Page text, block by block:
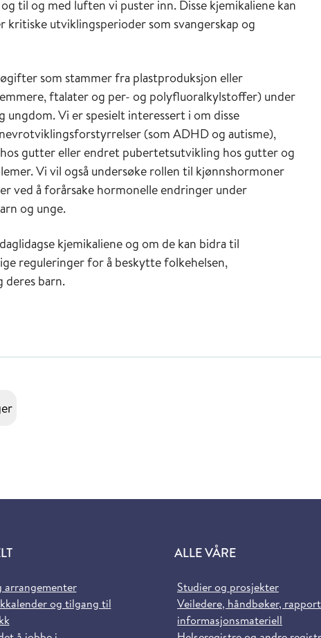
til og med luften vi puster inn. Disse kjemikaliene kan
utviklingsperioder som svangerskap og
som stammer fra plastproduksjon eller
ftalater og per- og polyfluoralkylstoffer) under
ungdom. Vi er spesielt interessert i om disse
(som ADHD og autisme),
gutter eller endret pubertetsutvikling hos gutter og
Vi vil også undersøke rollen til kjønnshormoner
ved å forårsake hormonelle endringer under
og unge.
kjemikaliene og om de kan bidra til
reguleringer for å beskytte folkehelsen,
deres barn.
arrangementer
og tilgang til
ALLE VÅRE
Studier og prosjekter
Veiledere, håndbøker,
informasjonsmateriell